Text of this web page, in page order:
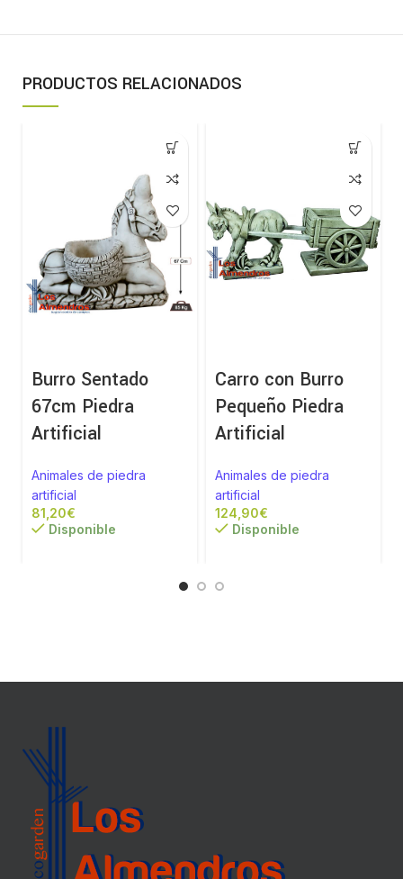
PRODUCTOS RELACIONADOS
Burro Sentado
67cm Piedra
Artificial
Animales de piedra
artificial
€
Disponible
Carro con Burro
Pequeño Piedra
Artificial
Animales de piedra
artificial
€
Disponible